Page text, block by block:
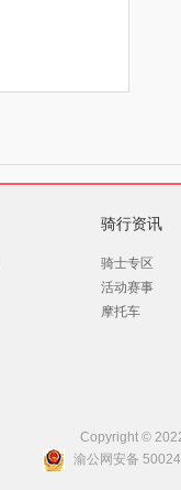
骑行资讯
骑士专区
活动赛事
摩托车
Copyright ©
渝公网安备